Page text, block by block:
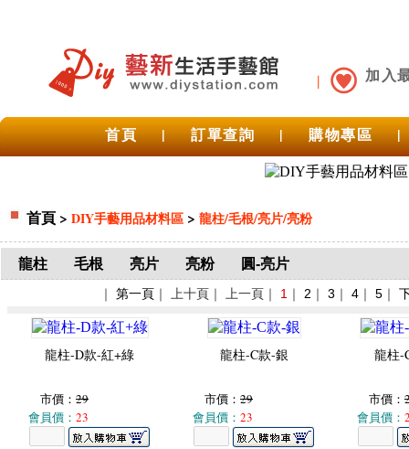
加入
首頁 | 訂單查詢 | 購物專區 |
首頁 > DIY手藝用品材料區 > 龍柱/毛根/亮片/亮粉
龍柱 毛根 亮片 亮粉 圓-亮片
｜ 第一頁 ｜ 上十頁｜ 上一頁｜ 1 ｜ 2 ｜ 3 ｜ 4 ｜ 5 ｜
龍柱-D款-紅+綠
市價： 29
會員價： 23
龍柱-C款-銀
市價： 29
會員價： 23
龍柱-
市價：
會員價：